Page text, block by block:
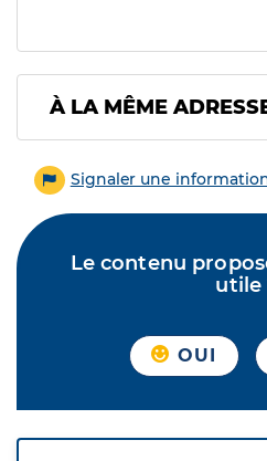
À LA MÊME
Signaler une
Le contenu
utile
OUI